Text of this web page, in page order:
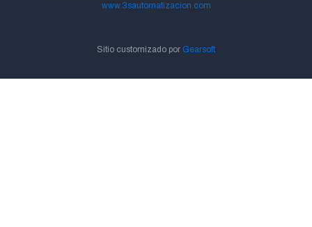
www.3sautomatizacion.com
Sitio customizado por Gearsoft